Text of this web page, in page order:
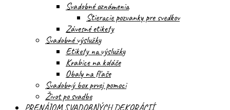
Svadobné oznámenia
Stieracie pozvanky pre svedkov
Závesné etikety
Svadobné výslužky
Etikety na výslužky
Krabice na koláče
Obaly na fľaše
Svadobný box prvej pomoci
Život po svadbe
PRENÁJOM SVADOBNÝCH DEKORÁCIÍ